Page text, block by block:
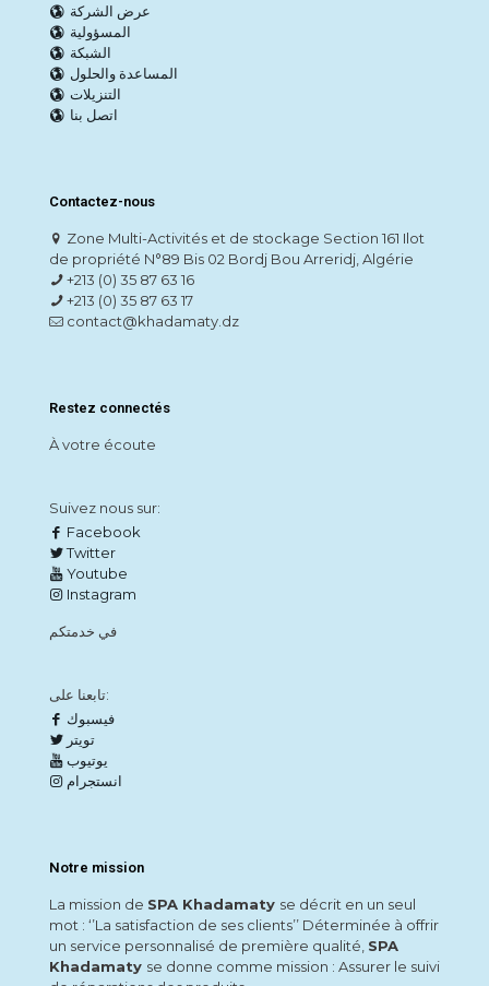
عرض الشركة
المسؤولية
الشبكة
المساعدة والحلول
التنزيلات
اتصل بنا
Contactez-nous
Zone Multi-Activités et de stockage Section 161 Ilot
de propriété N°89 Bis 02 Bordj Bou Arreridj, Algérie
+213 (0) 35 87 63 16
+213 (0) 35 87 63 17
contact@khadamaty.dz
Restez connectés
À votre écoute
Suivez nous sur:
Facebook
Twitter
Youtube
Instagram
في خدمتكم
تابعنا على:
فيسبوك
تويتر
يوتيوب
انستجرام
Notre mission
La mission de SPA Khadamaty se décrit en un seul
mot : ‘’La satisfaction de ses clients’’ Déterminée à offrir
un service personnalisé de première qualité, SPA
Khadamaty se donne comme mission : Assurer le suivi